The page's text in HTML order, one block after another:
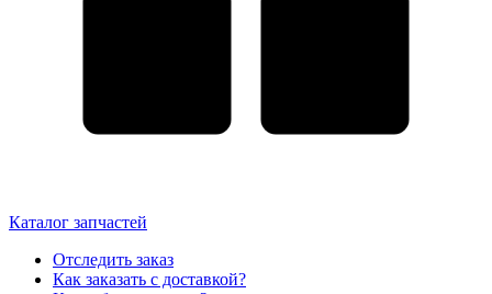
Каталог запчастей
Отследить заказ
Как заказать с доставкой?